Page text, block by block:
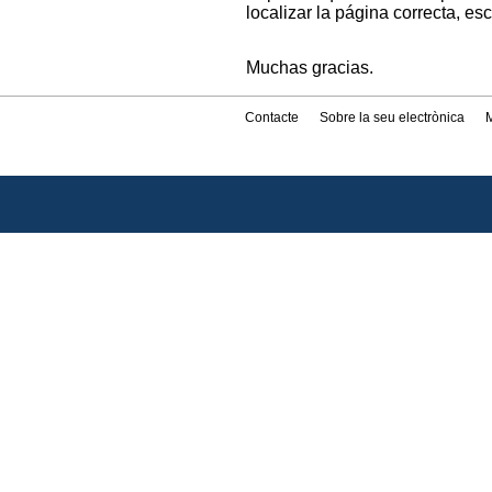
localizar la página correcta,
Muchas gracias.
Contacte Sobre la seu electrònica